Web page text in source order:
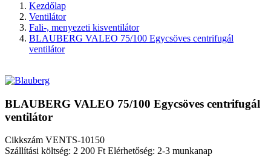
Kezdőlap
Ventilátor
Fali-, menyezeti kisventilátor
BLAUBERG VALEO 75/100 Egycsöves centrifugál
ventilátor
BLAUBERG VALEO 75/100 Egycsöves centrifugál
ventilátor
Cikkszám VENTS-10150
Szállítási költség: 2 200 FtElérhetőség: 2-3 munkanap